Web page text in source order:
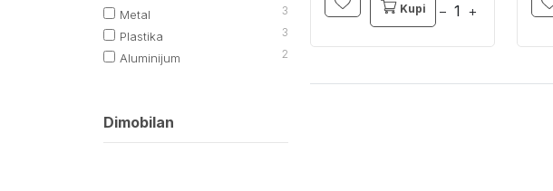
Metal 3
Plastika 3
Aluminijum 2
Dimobilan
Kupi − +